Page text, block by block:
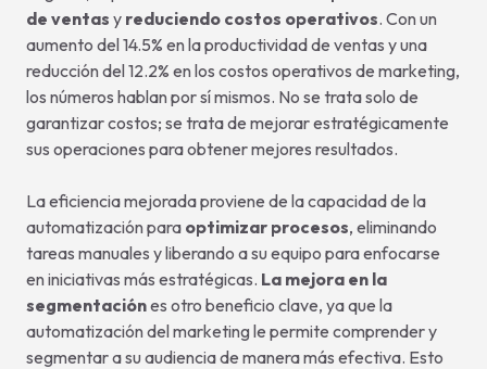
de ventas y reduciendo costos operativos. Con un
aumento del 14.5% en la productividad de ventas y una
reducción del 12.2% en los costos operativos de marketing,
los números hablan por sí mismos. No se trata solo de
garantizar costos; se trata de mejorar estratégicamente
sus operaciones para obtener mejores resultados.
La eficiencia mejorada proviene de la capacidad de la
automatización para optimizar procesos, eliminando
tareas manuales y liberando a su equipo para enfocarse
en iniciativas más estratégicas. La mejora en la
segmentaciónes otro beneficio clave, ya que la
automatización del marketing le permite comprender y
segmentar a su audiencia de manera más efectiva. Esto